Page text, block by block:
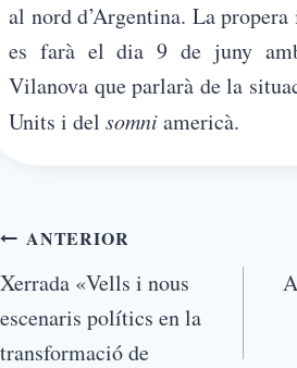
al nord d’Argentina. La
es farà el dia 9 de juny
Vilanova que parlarà de la
Units i del somniamericà.
ANTERIOR
Xerrada «Vells i nous
escenaris polítics en la
transformació de